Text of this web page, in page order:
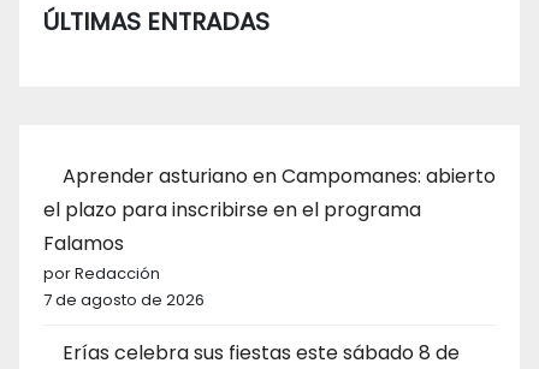
ÚLTIMAS ENTRADAS
Aprender asturiano en Campomanes: abierto
el plazo para inscribirse en el programa
Falamos
por Redacción
7 de agosto de 2026
Erías celebra sus fiestas este sábado 8 de